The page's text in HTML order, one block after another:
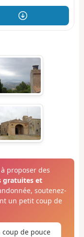
proposer des
gratuites et
soutenez-
un petit coup de
coup de pouce